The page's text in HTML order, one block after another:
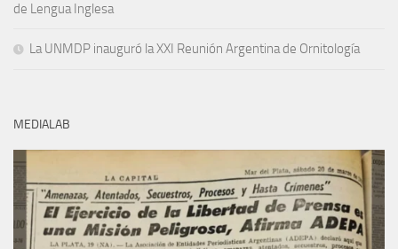
de Lengua Inglesa
La UNMDP inauguró la XXI Reunión Argentina de Ornitología
MEDIALAB